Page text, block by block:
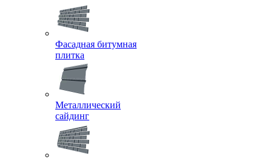
Фасадная битумная
плитка
Металлический
сайдинг